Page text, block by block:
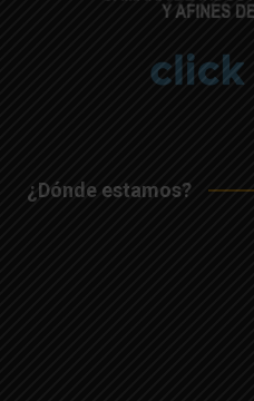
¿Dónde estamos?